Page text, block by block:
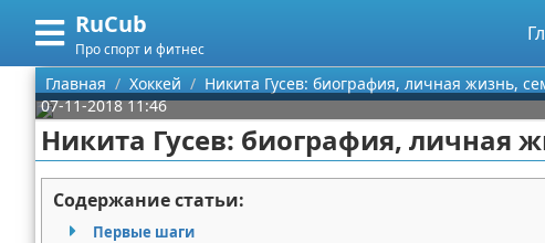
RuCub
Про спорт и фитнес
Меню
Главная
Категории
Аэробика
Разное про спорт
Поиск
О проекте
Главная Хоккей
Никита Гусев: биография, личная жизнь,
07-11-2018 11:46
Никита Гусев: биография, личная
Содержание статьи:
Первые шаги